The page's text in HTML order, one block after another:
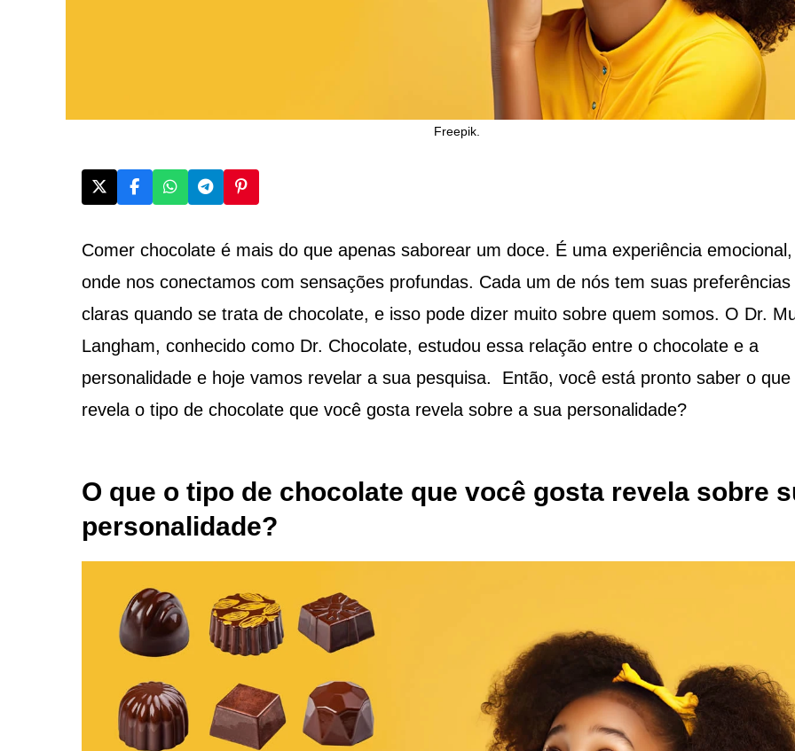
Freepik.
Comer chocolate é mais do que apenas saborear um doce. É uma experiência emocional,
onde nos conectamos com sensações profundas. Cada um de nós tem suas preferências
claras quando se trata de chocolate, e isso pode dizer muito sobre quem somos. O Dr.
Langham, conhecido como Dr. Chocolate, estudou essa relação entre o chocolate e a
personalidade e hoje vamos revelar a sua pesquisa. Então, você está pronto saber o que
revela o tipo de chocolate que você gosta revela sobre a sua personalidade?
O que o tipo de chocolate que você gosta revela sobre
personalidade?